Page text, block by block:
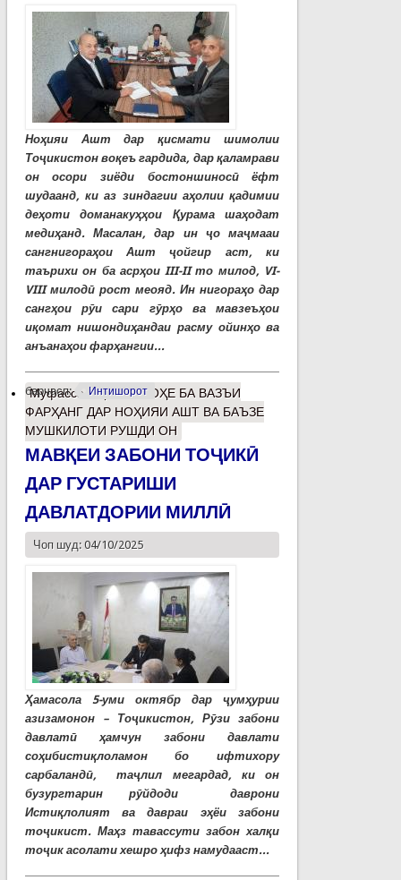
Ноҳияи Ашт дар қисмати шимолии
Тоҷикистон воқеъ гардида, дар қаламрави
он осори зиёди бостоншиносӣ ёфт
шудаанд, ки аз зиндагии аҳолии қадимии
деҳоти доманакуҳҳои Қурама шаҳодат
медиҳанд. Масалан, дар ин ҷо маҷмааи
сангнигораҳои Ашт ҷойгир аст, ки
таърихи он ба асрҳои III-II то милод, VI-
VIII милодӣ рост меояд. Ин нигораҳо дар
сангҳои рӯи сари гӯрҳо ва мавзеъҳои
иқомат нишондиҳандаи расму ойинҳо ва
анъанаҳои фарҳангии...
барчасп: Интишорот
Муфассалтаро НИГОҲЕ БА ВАЗЪИ
ФАРҲАНГ ДАР НОҲИЯИ АШТ ВА БАЪЗЕ
МУШКИЛОТИ РУШДИ ОН
МАВҚЕИ ЗАБОНИ ТОҶИКӢ
ДАР ГУСТАРИШИ
ДАВЛАТДОРИИ МИЛЛӢ
Чоп шуд: 04/10/2025
Ҳамасола 5-уми октябр дар ҷумҳурии
азизамонон – Тоҷикистон, Рӯзи забони
давлатӣ ҳамчун забони давлати
соҳибистиқлоламон бо ифтихору
сарбаландӣ, таҷлил мегардад, ки он
бузургтарин рӯйдоди даврони
Истиқлолият ва давраи эҳёи забони
тоҷикист. Маҳз тавассути забон халқи
тоҷик асолати хешро ҳифз намудааст...